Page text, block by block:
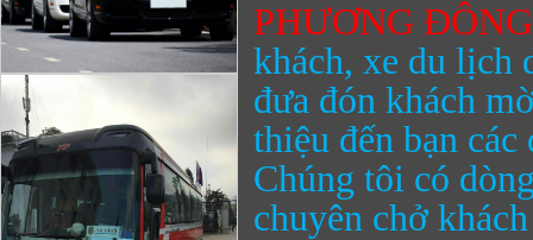
PHƯƠNG
khách, xe du lịch
đưa đón khách
thiệu đến bạn
Chúng tôi có
chuyên chở